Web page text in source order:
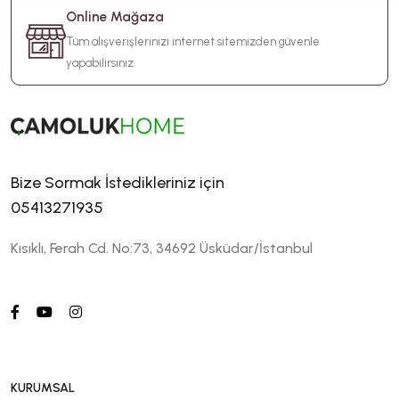
Online Mağaza
Tüm alışverişlerinizi internet sitemizden güvenle
yapabilirsiniz
Bize Sormak İstedikleriniz için
05413271935
Kısıklı, Ferah Cd. No:73, 34692 Üsküdar/İstanbul
KURUMSAL